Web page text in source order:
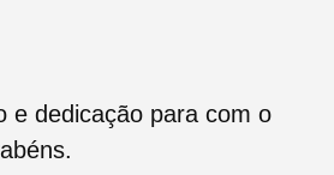
e dedicação para com o